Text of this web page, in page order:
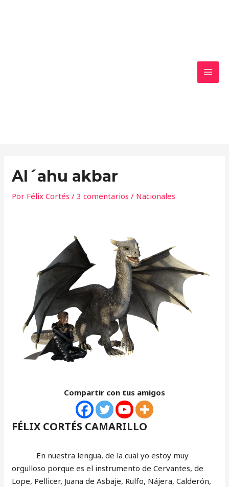
Al´ahu akbar
Por Félix Cortés/3 comentarios / Nacionales
Compartir con tus amigos
FÉLIX CORTÉS CAMARILLO
En nuestra lengua, de la cual yo estoy muy
orgulloso porque es el instrumento de Cervantes, de
Lope, Pellicer, Juana de Asbaje, Rulfo, Nájera, Calderón,